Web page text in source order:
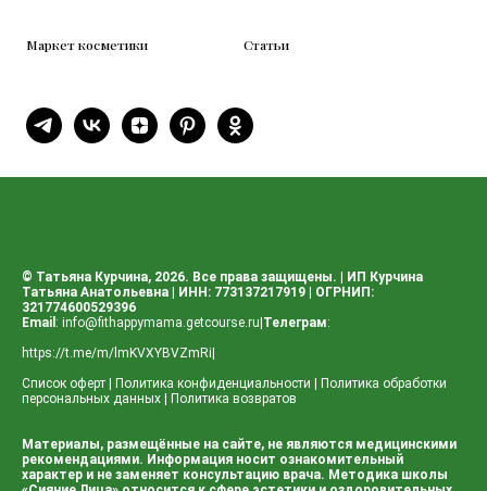
Маркет косметики Статьи
© Татьяна Курчина, 2026. Все права защищены. | ИП Курчина
Татьяна Анатольевна | ИНН: 773137217919 | ОГРНИП:
321774600529396
Email : info@fithappymama.getcourse.ru Телеграм:
https://t.me/m/lmKVXYBVZmRi
Список оферт
Политика конфиденциальности
Политика обработки
персональных данных
Политика возвратов
Материалы, размещённые на сайте, не являются медицинскими
рекомендациями. Информация носит ознакомительный
характер и не заменяет консультацию врача. Методика школы